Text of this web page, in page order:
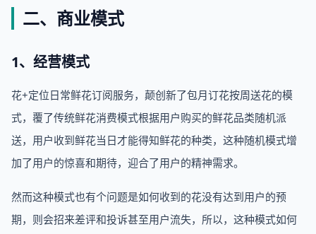
二、商业模式
1、经营模式
花+定位日常鲜花订阅服务，颠创新了包月订花按周送花的模
式，覆了传统鲜花消费模式根据用户购买的鲜花品类随机派
送，用户收到鲜花当日才能得知鲜花的种类，这种随机模式增
加了用户的惊喜和期待，迎合了用户的精神需求。
然而这种模式也有个问题是如何收到的花没有达到用户的预
期，则会招来差评和投诉甚至用户流失，所以，这种模式如何